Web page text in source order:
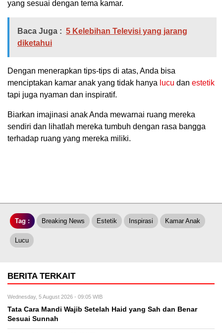
yang sesuai dengan tema kamar.
Baca Juga : 5 Kelebihan Televisi yang jarang
diketahui
Dengan menerapkan tips-tips di atas, Anda bisa
menciptakan kamar anak yang tidak hanya lucu dan estetik
tapi juga nyaman dan inspiratif.
Biarkan imajinasi anak Anda mewarnai ruang mereka
sendiri dan lihatlah mereka tumbuh dengan rasa bangga
terhadap ruang yang mereka miliki.
Tag : Breaking News Estetik Inspirasi Kamar Anak
Lucu
BERITA TERKAIT
Wednesday, 5 August 2026 - 09:05 WIB
Tata Cara Mandi Wajib Setelah Haid yang Sah dan Benar
Sesuai Sunnah